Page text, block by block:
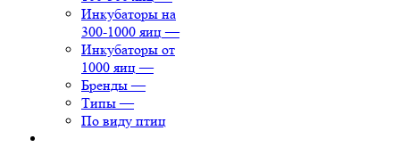
Инкубаторы на
300-1000 яиц —
Инкубаторы от
1000 яиц —
Бренды —
Типы —
По виду птиц